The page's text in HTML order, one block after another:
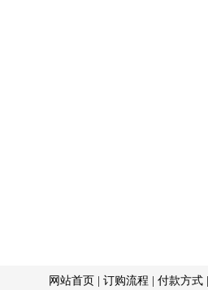
网站首页 订购流程 付款方式